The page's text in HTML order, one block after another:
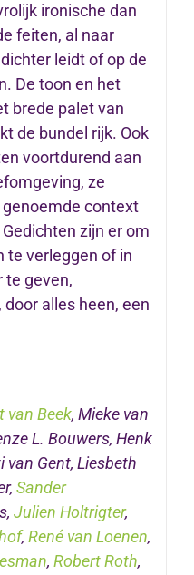
ironische dan
feiten, al naar
leidt of op de
De toon en het
brede palet van
de bundel rijk. Ook
voortdurend aan
ze
context
zijn er om
te verleggen of in
te geven,
alles heen, een
van Beek, Mieke van
L. Bouwers, Henk
van Gent, Liesbeth
Sander
Julien Holtrigter,
, René van Loenen,
, Robert Roth,